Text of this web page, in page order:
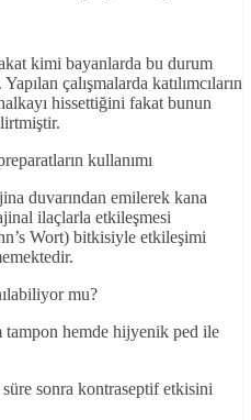
kimi bayanlarda bu durum
çalışmalarda katılımcıların
hissettiğini fakat bunun
kullanımı
duvarından emilerek kana
ilaçlarla etkileşmesi
Wort) bitkisiyle etkileşimi
mu?
hemde hijyenik ped ile
sonra kontraseptif etkisini